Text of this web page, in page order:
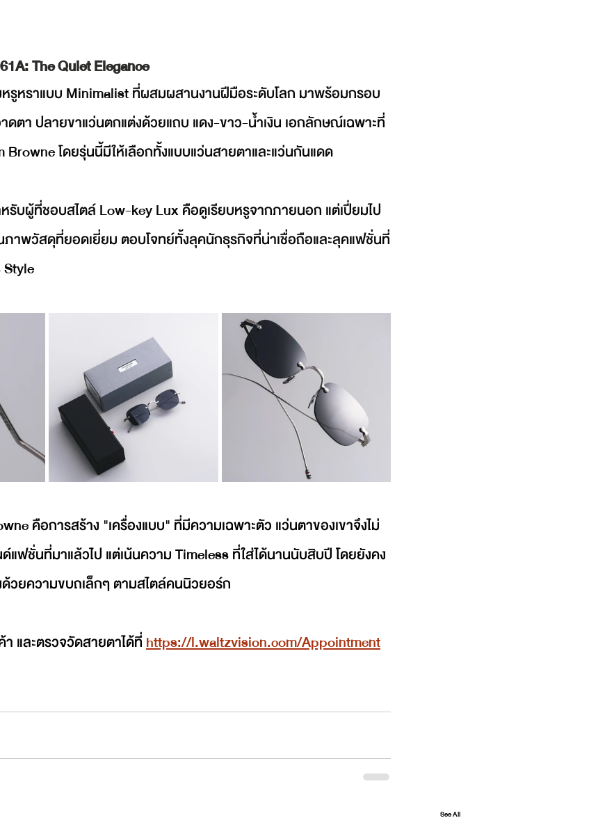
The Quiet Elegance
รูหราแบบ Minimalist ที่ผสมผสานงานฝีมือระดับโลก มาพร้อมกรอบ
ดตา ปลายขาแว่นตกแต่งด้วยแถบ แดง-ขาว-น้ำเงิน เอกลักษณ์เฉพาะที่
Browne โดยรุ่นนี้มีให้เลือกทั้งแบบแว่นสายตาและแว่นกันแดด
หรับผู้ที่ชอบสไตล์ Low-key Lux คือดูเรียบหรูจากภายนอก แต่เปี่ยมไป
ภาพวัสดุที่ยอดเยี่ยม ตอบโจทย์ทั้งลุคนักธุรกิจที่น่าเชื่อถือและลุคแฟชั่นที่
คือการสร้าง "เครื่องแบบ" ที่มีความเฉพาะตัว แว่นตาของเขาจึงไม่
แฟชั่นที่มาแล้วไป แต่เน้นความ Timeless ที่ใส่ได้นานนับสิบปี โดยยังคง
วยความขบถเล็กๆ ตามสไตล์คนนิวยอร์ก
และตรวจวัดสายตาได้ที่ https://l.waltzvision.com/Appointment
See All